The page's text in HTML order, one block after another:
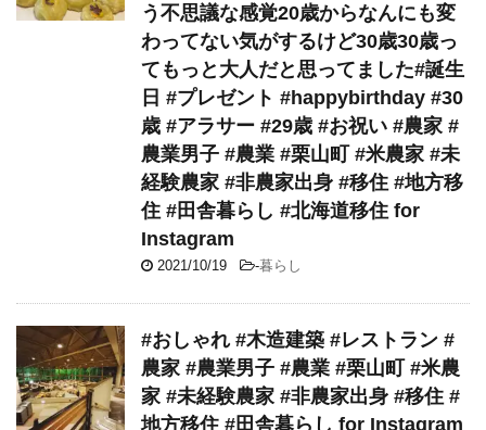
う不思議な感覚20歳からなんにも変
わってない気がするけど30歳30歳っ
てもっと大人だと思ってました#誕生
日 #プレゼント #happybirthday #30
歳 #アラサー #29歳 #お祝い #農家 #
農業男子 #農業 #栗山町 #米農家 #未
経験農家 #非農家出身 #移住 #地方移
住 #田舎暮らし #北海道移住 for
Instagram
2021/10/19 -暮らし
#おしゃれ #木造建築 #レストラン #
農家 #農業男子 #農業 #栗山町 #米農
家 #未経験農家 #非農家出身 #移住 #
地方移住 #田舎暮らし for Instagram